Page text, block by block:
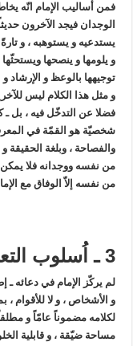
فمن أساليب الإمام انّه
الوجدان فيجد الآخرون
يستدعيه و يستوهبه ، و
و يلومها و ينصحها
توجيهها بالوعظ و الإرشاد
و مثل هذا الكلام ليس
فضلا عن التدخّل فيه ، بل ـ
شخصيّة هو القمّة في
والفصاحة ، وبلغة
من نفسه ووجدانه فلا يمكن
من نفسه إلاّ الوفاق مع
3 ـ اُسلوب التعميم و الكتابة
لم يركّز الإمام في دعائه ـ
و الأشخاص ، و لا للأقوام
لكلامه مضموناً عامّاً و
مساحة ضيّقة ، و قابلية